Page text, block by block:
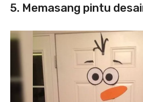
5. Memasang pintu